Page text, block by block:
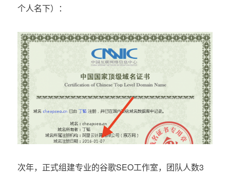
个人名下）：
次年，正式组建专业的谷歌SEO工作室，团队人数3